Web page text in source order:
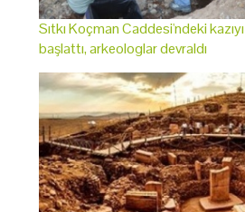
Sıtkı Koçman Caddesi'ndeki
başlattı, arkeologlar devraldı